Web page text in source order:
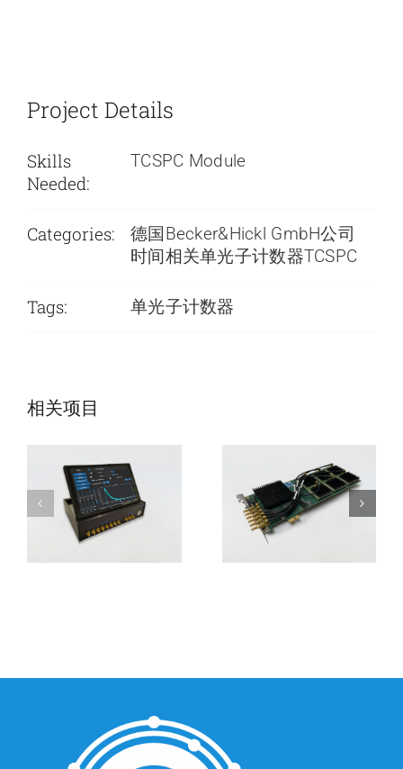
Project Details
Skills
Needed:
TCSPC Module
Categories:
德国Becker&Hickl GmbH公司
时间相关单光子计数器TCSPC
Tags: 单光子计数器
相关项目
携时间相关单光